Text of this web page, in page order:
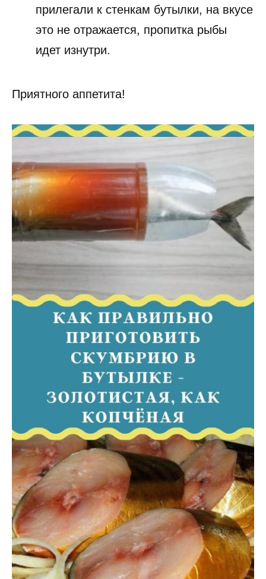
прилегали к стенкам бутылки, на вкусе
это не отражается, пропитка рыбы
идет изнутри.
Приятного аппетита!